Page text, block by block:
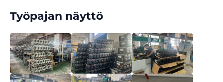
Työpajan näyttö